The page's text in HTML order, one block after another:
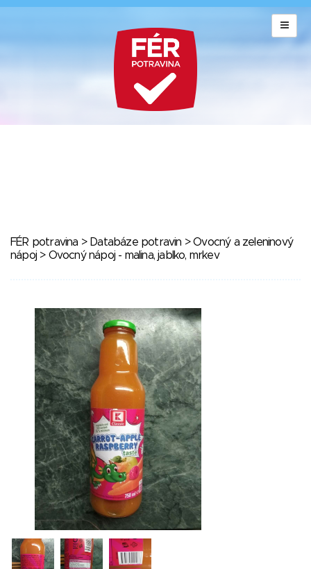
FÉR potravina > Databáze potravin >Ovocný a zeleninový
nápoj > Ovocný nápoj - malina, jablko, mrkev